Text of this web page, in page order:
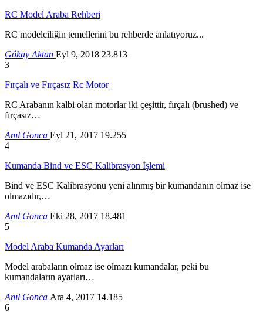
RC Model Araba Rehberi
RC modelciliğin temellerini bu rehberde anlatıyoruz...
Gökay Aktan Eyl 9, 2018 23.813
3
Fırçalı ve Fırçasız Rc Motor
RC Arabanın kalbi olan motorlar iki çeşittir, fırçalı (brushed) ve
fırçasız…
Anıl Gonca Eyl 21, 2017 19.255
4
Kumanda Bind ve ESC Kalibrasyon İşlemi
Bind ve ESC Kalibrasyonu yeni alınmış bir kumandanın olmaz ise
olmazıdır,…
Anıl Gonca Eki 28, 2017 18.481
5
Model Araba Kumanda Ayarları
Model arabaların olmaz ise olmazı kumandalar, peki bu
kumandaların ayarları…
Anıl Gonca Ara 4, 2017 14.185
6